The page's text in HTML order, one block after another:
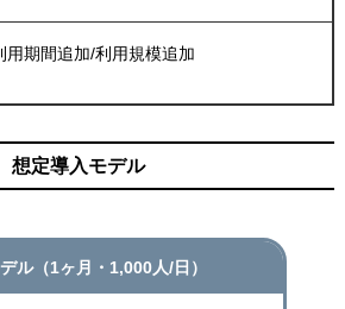
用期間追加/利用規模追加
想定導入モデル
ル（1ヶ月・1,000人/日）